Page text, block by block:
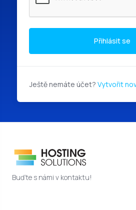
Přihlásit se
Ještě nemáte účet? Vytvořit
Buďte s námi v kontaktu!